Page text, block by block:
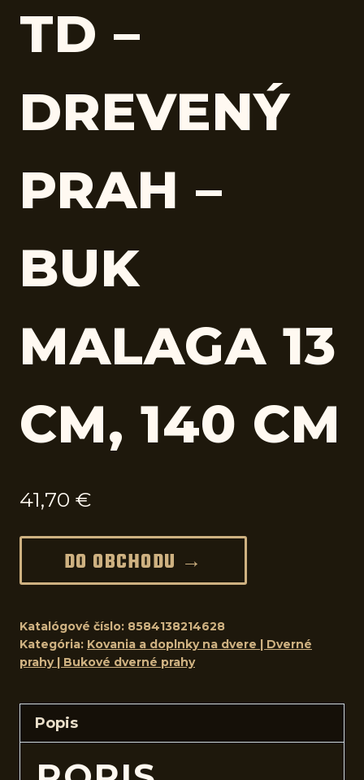
TD –
DREVENÝ
PRAH –
BUK
MALAGA 13
CM, 140 CM
41,70 €
DO OBCHODU →
Katalógové číslo: 8584138214628
Kategória: Kovania a doplnky na dvere | Dverné
prahy | Bukové dverné prahy
Popis